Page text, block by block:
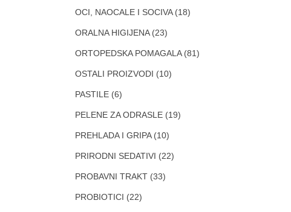
OCI, NAOCALE I SOCIVA (18)
ORALNA HIGIJENA (23)
ORTOPEDSKA POMAGALA (81)
OSTALI PROIZVODI (10)
PASTILE (6)
PELENE ZA ODRASLE (19)
PREHLADA I GRIPA (10)
PRIRODNI SEDATIVI (22)
PROBAVNI TRAKT (33)
PROBIOTICI (22)